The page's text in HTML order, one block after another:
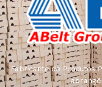
Fabricante de Produtos